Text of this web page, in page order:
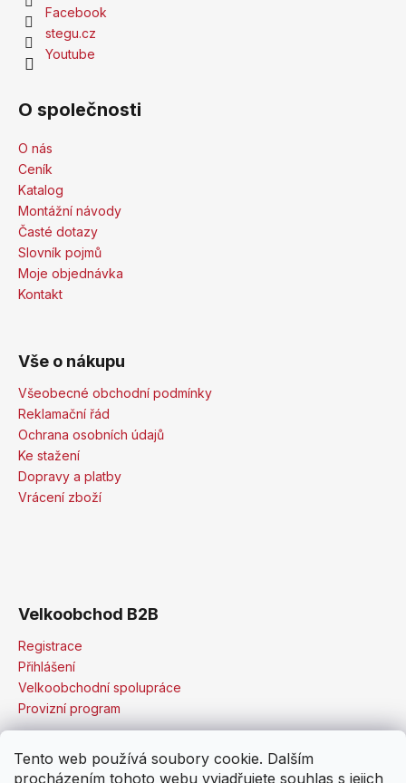
Tento web používá soubory cookie. Dalším
procházením tohoto webu vyjadřujete souhlas s jejich
Facebook
stegu.cz
Youtube
O společnosti
O nás
Ceník
Katalog
Montážní návody
Časté dotazy
Slovník pojmů
Moje objednávka
Kontakt
Vše o nákupu
Všeobecné obchodní podmínky
Reklamační řád
Ochrana osobních údajů
Ke stažení
Dopravy a platby
Vrácení zboží
Velkoobchod B2B
Registrace
Přihlášení
Velkoobchodní spolupráce
Provizní program